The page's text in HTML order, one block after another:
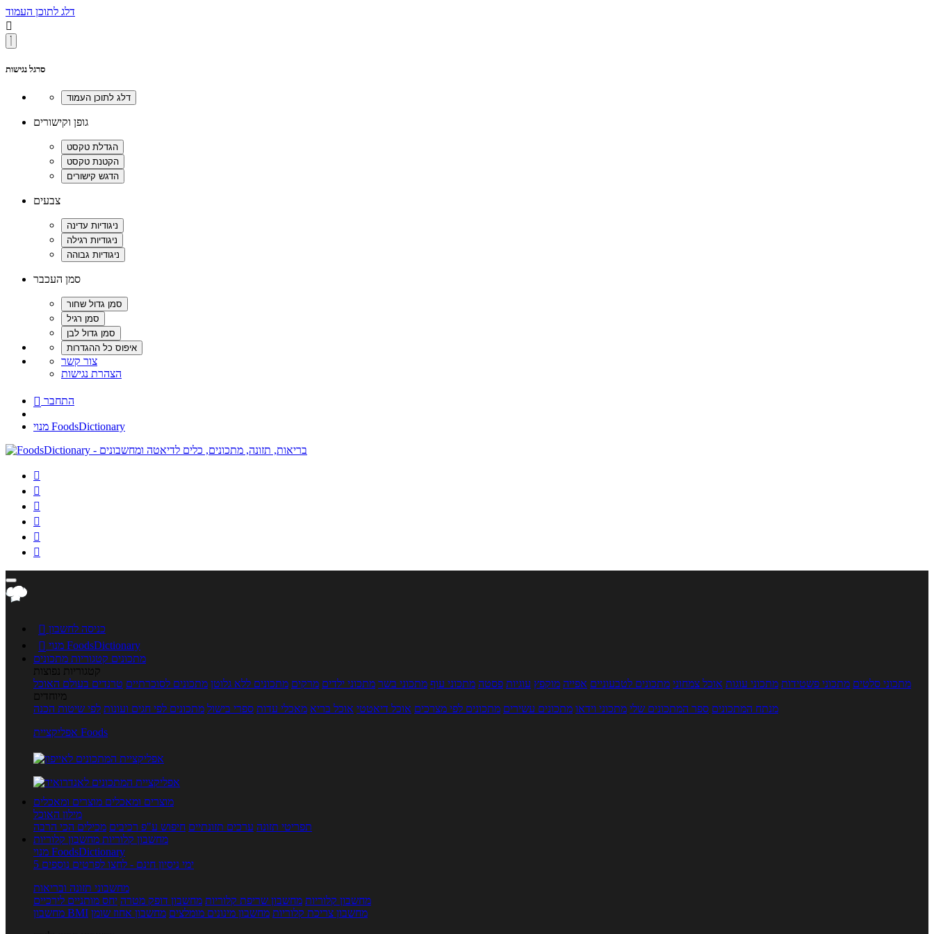
דלג לתוכן העמוד

סרגל נגישות
גופן וקישורים
צבעים
סמן העכבר
צור קשר
הצהרת נגישות
 התחבר
מנוי FoodsDictionary






 כניסה לחשבון

מנוי FoodsDictionary
מתכונים קטגוריות מתכונים
קטגוריות נפוצות
מתכוני סלטים מתכוני פשטידות מתכוני עוגות אוכל צמחוני מתכונים לטבעוניים אפייה מוקפץ עוגיות פסטה מתכוני עוף מתכוני בשר מתכוני ילדים מרקים מתכונים ללא גלוטן מתכונים לסוכרתיים טרנדים בעולם האוכל
מיוחדים
מנתח המתכונים ספר המתכונים שלי מתכוני וידאו מתכונים עשירים מתכונים לפי מצרכים אוכל דיאטטי אוכל בריא מאכלי עדות ספרי בישול מתכונים לפי חגים ועונות לפי שיטות הכנה
אפליקציית Foods
מוצרים ומאכלים מוצרים ומאכלים
מילון האוכל
תפריטי תזונה ערכים תזונתיים חיפוש ע"פ רכיבים מכילים הכי הרבה
מחשבון קלוריות מחשבון קלוריות
מנוי FoodsDictionary
5 ימי ניסיון חינם - לחצו לפרטים נוספים
מחשבוני תזונה ובריאות
מחשבון קלוריות מחשבון שריפת קלוריות מחשבון דופק מטרה יחס מותניים לירכיים
מחשבון BMI
מחשבון צריכת קלוריות מחשבון מינונים מומלצים מחשבון אחוז שומן